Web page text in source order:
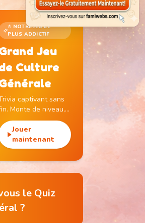
⭐ NOTRE JEU LE
PLUS ADDICTIF
Jeu
Culture
captivant sans
Monte de niveau,
gagne des pièces et
des
emblématiques.
Jouer
maintenant
le Quiz
?